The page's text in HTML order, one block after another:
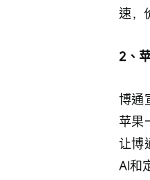
速，
2、
博通
苹果
让博
AI和